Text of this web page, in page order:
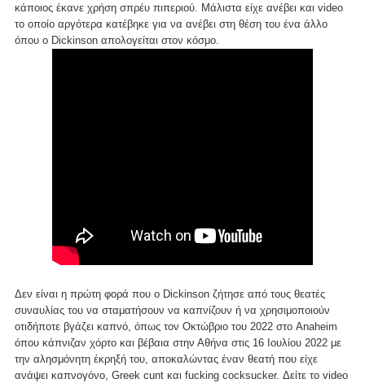
κάποιος έκανε χρήση σπρέυ πιπεριού. Μάλιστα είχε ανέβει και video
το οποίο αργότερα κατέβηκε για να ανέβει στη θέση του ένα άλλο
όπου ο Dickinson απολογείται στον κόσμο.
Δεν είναι η πρώτη φορά που ο Dickinson ζήτησε από τους θεατές
συναυλίας του να σταματήσουν να καπνίζουν ή να χρησιμοποιούν
οτιδήποτε βγάζει καπνό, όπως τον Οκτώβριο του 2022 στο Anaheim
όπου κάπνιζαν χόρτο και βέβαια στην Αθήνα στις 16 Ιουλίου 2022 με
την αλησμόνητη έκρηξή του, αποκαλώντας έναν θεατή που είχε
ανάψει καπνογόνο, Greek cunt και fucking cocksucker. Δείτε το video